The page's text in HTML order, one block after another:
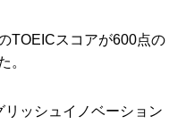
TOEICスコアが600点の
。
リッシュイノベーション